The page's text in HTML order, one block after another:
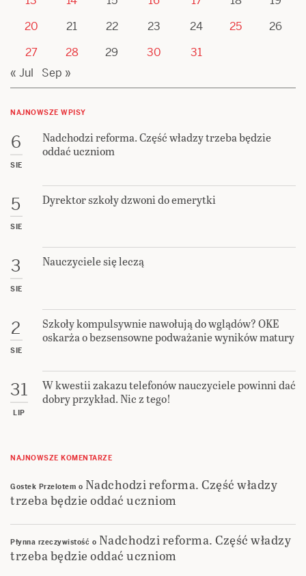
20
21 22 23 24 25
26
27
28 29 30
31
« Jul
Sep »
NAJNOWSZE WPISY
6
SIE
Nadchodzi reforma. Część władzy trzeba będzie
oddać uczniom
5
SIE
Dyrektor szkoły dzwoni do emerytki
3
SIE
Nauczyciele się leczą
2
SIE
Szkoły kompulsywnie nawołują do wglądów? OKE
oskarża o bezsensowne podważanie wyników matury
31
LIP
W kwestii zakazu telefonów nauczyciele powinni dać
dobry przykład. Nic z tego!
NAJNOWSZE KOMENTARZE
Gostek Przelotem o Nadchodzi reforma. Część władzy
trzeba będzie oddać uczniom
Płynna rzeczywistość o Nadchodzi reforma. Część władzy
trzeba będzie oddać uczniom